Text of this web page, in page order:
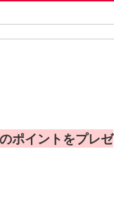
ポイントをプレゼ